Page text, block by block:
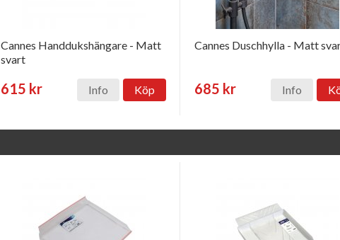
Cannes Handdukshängare - Matt
svart
615 kr Info Köp
Cannes Duschhylla - Matt
685 kr Info